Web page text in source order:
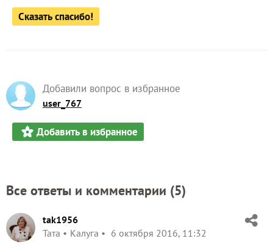
Сказать спасибо!
Добавили вопрос в избранное
user_767
Добавить в избранное
Все ответы и комментарии (5)
tak1956
Taта
Калуга 6 октября 2016, 11:32